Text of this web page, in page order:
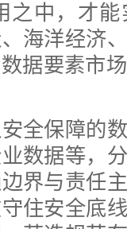
之中，才
海洋经济
据要素市
保障的数
数据等，
界与责任
住安全底